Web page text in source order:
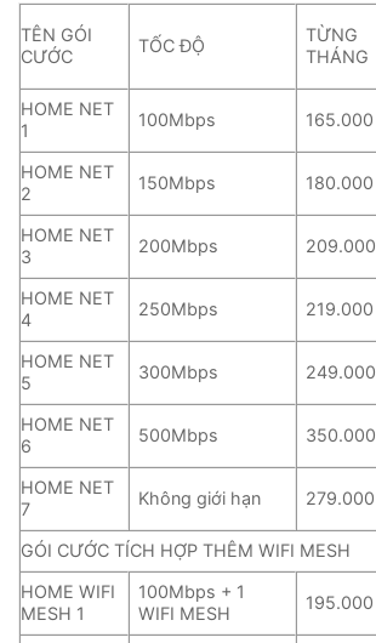
TÊN GÓI
CƯỚC
TỐC ĐỘ
TỪNG
THÁNG
HOME NET
1
100Mbps 165.000
HOME NET
2
150Mbps 180.000
HOME NET
3
200Mbps 209.000
HOME NET
4
250Mbps 219.000
HOME NET
5
300Mbps 249.000
HOME NET
6
500Mbps 350.000
HOME NET
7
Không giới hạn 279.000
GÓI CƯỚC TÍCH HỢP THÊM WIFI MESH
HOME WIFI
MESH 1
100Mbps + 1
WIFI MESH
195.000